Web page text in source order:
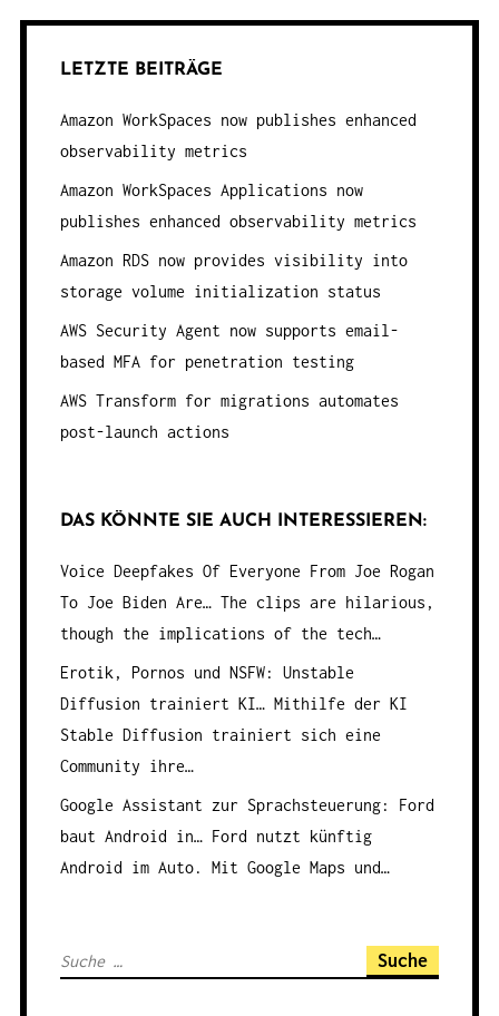
LETZTE BEITRÄGE
Amazon WorkSpaces now publishes enhanced
observability metrics
Amazon WorkSpaces Applications now
publishes enhanced observability metrics
Amazon RDS now provides visibility into
storage volume initialization status
AWS Security Agent now supports email-
based MFA for penetration testing
AWS Transform for migrations automates
post-launch actions
DAS KÖNNTE SIE AUCH INTERESSIEREN:
Voice Deepfakes Of Everyone From Joe Rogan
To Joe Biden Are…The clips are hilarious,
though the implications of the tech…
Erotik, Pornos und NSFW: Unstable
Diffusion trainiert KI…Mithilfe der KI
Stable Diffusion trainiert sich eine
Community ihre…
Google Assistant zur Sprachsteuerung: Ford
baut Android in…Ford nutzt künftig
Android im Auto. Mit Google Maps und…
S